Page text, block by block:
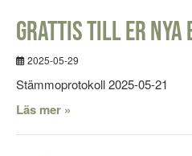
Grattis till er nya
2025-05-29
Stämmoprotokoll 2025-05-21
Läs mer »